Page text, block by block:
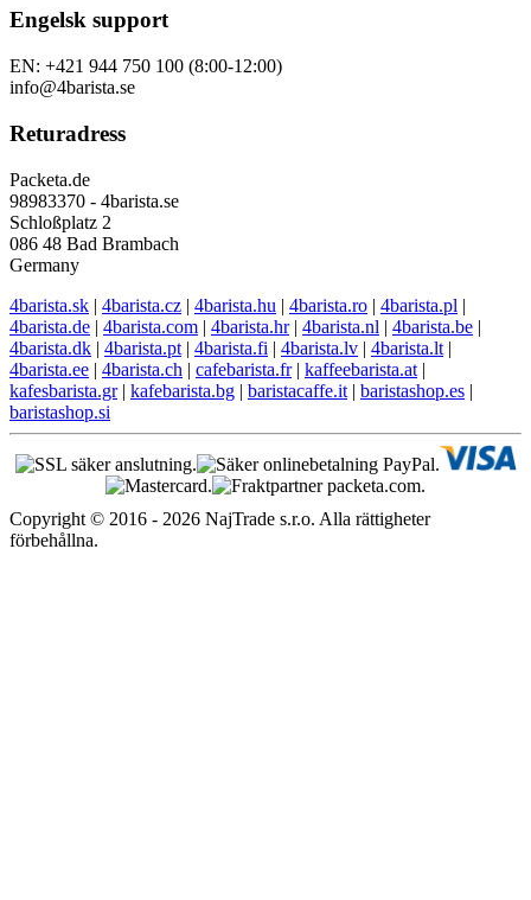
Engelsk support
EN: +421 944 750 100 (8:00-12:00)
info@4barista.se
Returadress
Packeta.de
98983370 - 4barista.se
Schloßplatz 2
086 48 Bad Brambach
Germany
4barista.sk | 4barista.cz | 4barista.hu | 4barista.ro | 4barista.pl |
4barista.de | 4barista.com | 4barista.hr| 4barista.nl | 4barista.be |
4barista.dk | 4barista.pt | 4barista.fi | 4barista.lv | 4barista.lt |
4barista.ee | 4barista.ch | cafebarista.fr| kaffeebarista.at |
kafesbarista.gr| kafebarista.bg | baristacaffe.it | baristashop.es |
baristashop.si
Copyright © 2016 - 2026 NajTrade s.r.o. Alla rättigheter
förbehållna.